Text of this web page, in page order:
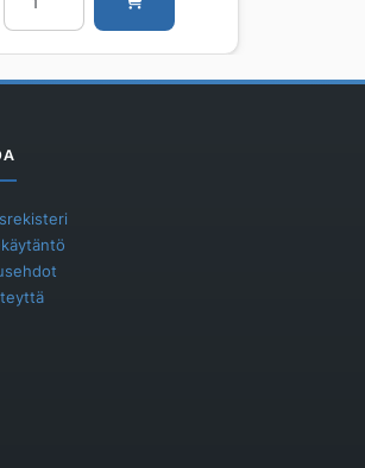
valurautaa
PAM
S